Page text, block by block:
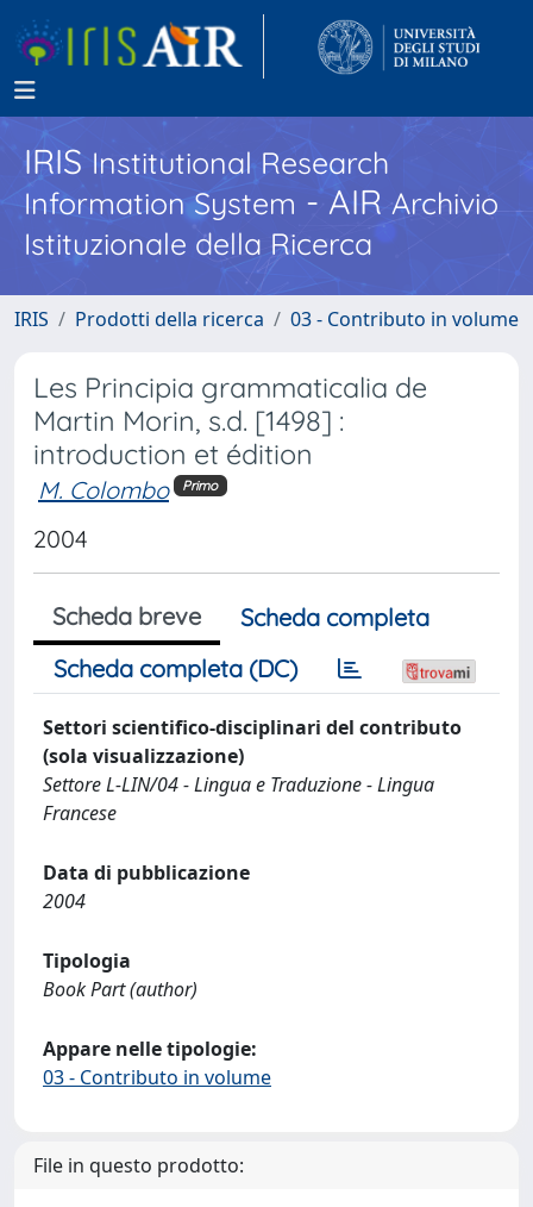
IRISInstitutional Research
Information System - AIR Archivio
Istituzionale della Ricerca
IRIS Prodotti della ricerca 03 - Contributo in volume
Les Principia grammaticalia de
Martin Morin, s.d. [1498] :
introduction et édition
M. Colombo Primo
2004
Scheda breve
Scheda completa
Scheda completa (DC)
Settori scientifico-disciplinari del contributo
(sola visualizzazione)
Settore L-LIN/04 - Lingua e Traduzione - Lingua
Francese
Data di pubblicazione
2004
Tipologia
Book Part (author)
Appare nelle tipologie:
03 - Contributo in volume
File in questo prodotto: